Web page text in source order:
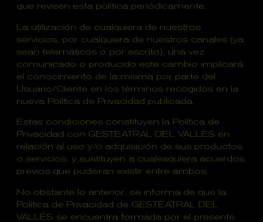
que revisen esta política periódicamente.
La utilización de cualquiera de nuestros
servicios, por cualquiera de nuestros canales (ya
sean telemáticos o por escrito), una vez
comunicado o producido este cambio implicará
el conocimiento de la misma por parte del
Usuario/Cliente en los términos recogidos en la
nueva Política de Privacidad publicada.
Estas condiciones constituyen la Política de
Privacidad con GESTEATRAL DEL VALLÈS en
relación al uso y/o adquisición de sus productos
o servicios, y sustituyen a cualesquiera acuerdos
previos que pudieran existir entre ambos.
No obstante lo anterior, se informa de que la
Política de Privacidad de GESTEATRAL DEL
VALLÈS se encuentra formada por el presente